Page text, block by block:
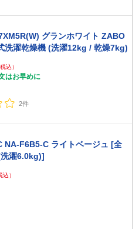
グランホワイト ZABO
洗濯乾燥機 (洗濯12kg / 乾燥7kg)
税込）
はお早めに
2件
NA-F6B5-C ライトベージュ [全
濯6.0kg)]
込）